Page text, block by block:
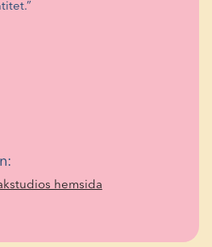
hemsida(Opens
new